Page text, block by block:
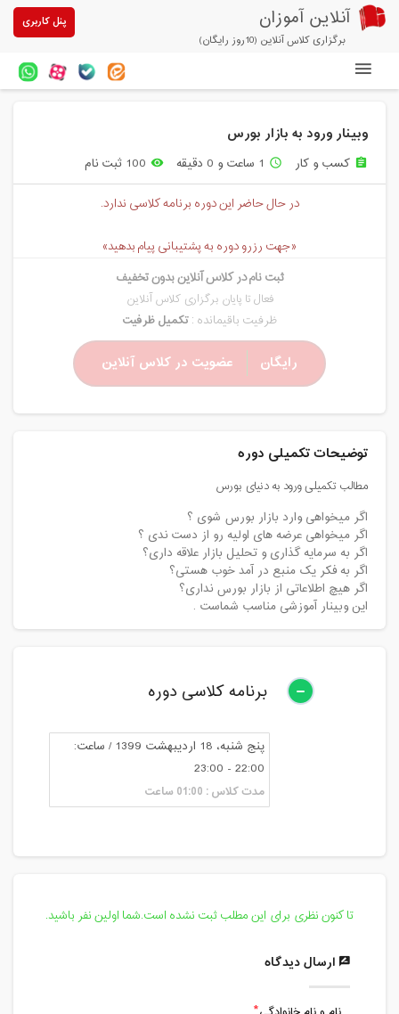
آنلاین آموزان
برگزاری کلاس آنلاین (10روز رایگان)
پنل کاربری
آزمون های آنلاین
خرید سرویس کلاس آنلاین
پیشنهادهای ویژه
تخفیفهای مشارکتی
درباره ما
وبینار ورود به بازار بورس
assignment کسب و کار access_time 1 ساعت و 0 دقیقه remove_red_eye 100 ثبت نام
در حال حاضر این دوره برنامه کلاسی ندارد.
«جهت رزرو دوره به پشتیبانی پیام بدهید»
ثبت نام در کلاس آنلاین بدون تخفیف
فعال تا پایان برگزاری کلاس آنلاین
ظرفیت باقیمانده :تکمیل ظرفیت
رایگان عضویت در کلاس آنلاین
توضیحات تکمیلی دوره
مطالب تکمیلی ورود به دنیای بورس
اگر میخواهی وارد بازار بورس شوی ؟
اگر میخواهی عرضه های اولیه رو از دست ندی ؟
اگر به سرمایه گذاری و تحلیل بازار علاقه داری؟
اگر به فکر یک منبع در آمد خوب هستی؟
اگر هیچ اطلاعاتی از بازار بورس نداری؟
این وبینار آموزشی مناسب شماست .
برنامه کلاسی دوره
پنج شنبه، 18 اردیبهشت 1399 / ساعت:
22:00 - 23:00
مدت کلاس : 01:00 ساعت
تا کنون نظری برای این مطلب ثبت نشده است.شما اولین نفر باشید.
ارسال دیدگاه